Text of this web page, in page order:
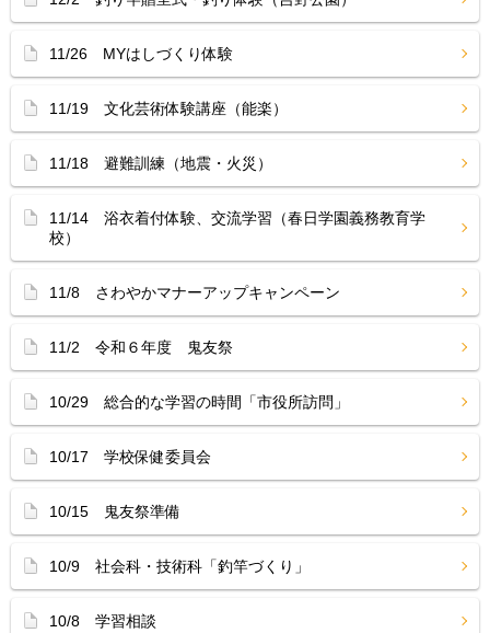
11/26 MYはしづくり体験
11/19 文化芸術体験講座（能楽）
11/18 避難訓練（地震・火災）
11/14 浴衣着付体験、交流学習（春日学園義務教育学
校）
11/8 さわやかマナーアップキャンペーン
11/2 令和６年度 鬼友祭
10/29 総合的な学習の時間「市役所訪問」
10/17 学校保健委員会
10/15 鬼友祭準備
10/9 社会科・技術科「釣竿づくり」
10/8 学習相談